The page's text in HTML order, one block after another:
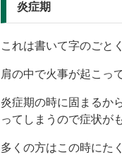
炎症期
これは書いて字のごと
肩の中で火事が起こっ
炎症期の時に固まるか
ってしまうので症状が
多くの方はこの時にた